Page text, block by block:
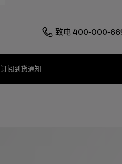
致电400-000-
订阅到货通知